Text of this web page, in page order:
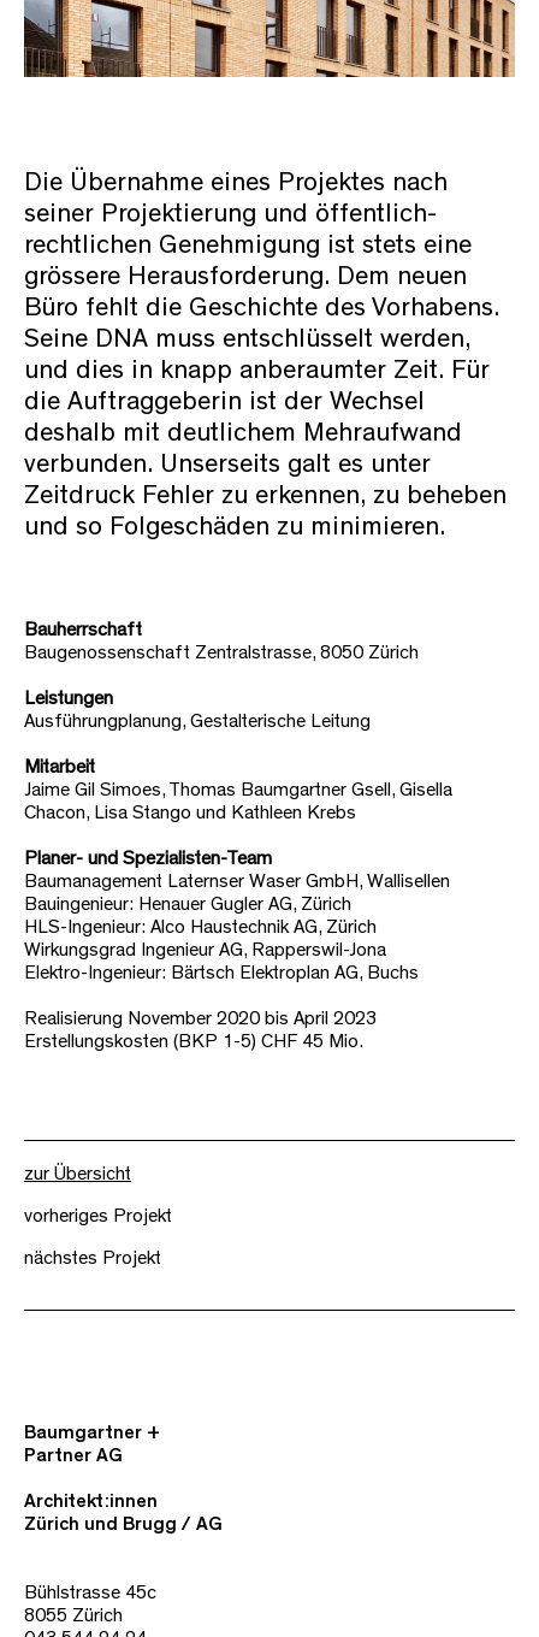
Die Übernahme eines Projektes nach
seiner Projektierung und öffentlich-
rechtlichen Genehmigung ist stets eine
grössere Herausforderung. Dem neuen
Büro fehlt die Geschichte des Vorhabens.
Seine DNA muss entschlüsselt werden,
und dies in knapp anberaumter Zeit. Für
die Auftraggeberin ist der Wechsel
deshalb mit deutlichem Mehraufwand
verbunden. Unserseits galt es unter
Zeitdruck Fehler zu erkennen, zu beheben
und so Folgeschäden zu minimieren.
Bauherrschaft
Baugenossenschaft Zentralstrasse, 8050 Zürich
Leistungen
Ausführungplanung, Gestalterische Leitung
Mitarbeit
Jaime Gil Simoes, Thomas Baumgartner Gsell, Gisella
Chacon, Lisa Stango und Kathleen Krebs
Planer- und Spezialisten-Team
Baumanagement Laternser Waser GmbH, Wallisellen
Bauingenieur: Henauer Gugler AG, Zürich
HLS-Ingenieur: Alco Haustechnik AG, Zürich
Wirkungsgrad Ingenieur AG, Rapperswil-Jona
Elektro-Ingenieur: Bärtsch Elektroplan AG, Buchs
Realisierung November 2020 bis April 2023
Erstellungskosten (BKP 1-5) CHF 45 Mio.
zur Übersicht
vorheriges Projekt
nächstes Projekt
Baumgartner +
Partner AG
Architekt:innen
Zürich und Brugg / AG
Bühlstrasse 45c
8055 Zürich